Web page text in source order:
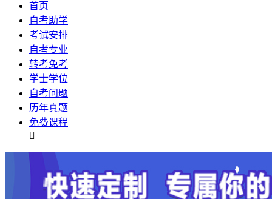
首页
自考助学
考试安排
自考专业
转考免考
学士学位
自考问题
历年真题
免费课程
